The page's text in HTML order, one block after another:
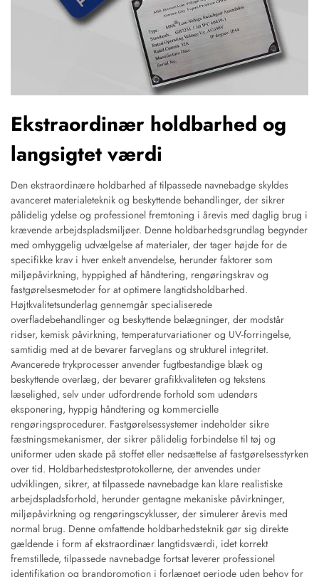
Ekstraordinær holdbarhed og
langsigtet værdi
Den ekstraordinære holdbarhed af tilpassede navnebadge skyldes
avanceret materialeteknik og beskyttende behandlinger, der sikrer
pålidelig ydelse og professionel fremtoning i årevis med daglig brug i
krævende arbejdspladsmiljøer. Denne holdbarhedsgrundlag begynder
med omhyggelig udvælgelse af materialer, der tager højde for de
specifikke krav i hver enkelt anvendelse, herunder faktorer som
miljøpåvirkning, hyppighed af håndtering, rengøringskrav og
fastgørelsesmetoder for at optimere langtidsholdbarhed.
Højtkvalitetsunderlag gennemgår specialiserede
overfladebehandlinger og beskyttende belægninger, der modstår
ridser, kemisk påvirkning, temperaturvariationer og UV-forringelse,
samtidig med at de bevarer farveglans og strukturel integritet.
Avancerede trykprocesser anvender fugtbestandige blæk og
beskyttende overlæg, der bevarer grafikkvaliteten og tekstens
læselighed, selv under udfordrende forhold som udendørs
eksponering, hyppig håndtering og kommercielle
rengøringsprocedurer. Fastgørelsessystemer indeholder sikre
fæstningsmekanismer, der sikrer pålidelig forbindelse til tøj og
uniformer uden skade på stoffet eller nedsættelse af fastgørelsesstyrken
over tid. Holdbarhedstestprotokollerne, der anvendes under
udviklingen, sikrer, at tilpassede navnebadge kan klare realistiske
arbejdspladsforhold, herunder gentagne mekaniske påvirkninger,
miljøpåvirkning og rengøringscyklusser, der simulerer årevis med
normal brug. Denne omfattende holdbarhedsteknik gør sig direkte
gældende i form af ekstraordinær langtidsværdi, idet korrekt
fremstillede, tilpassede navnebadge fortsat leverer professionel
identifikation og brandpromotion i forlænget periode uden behov for